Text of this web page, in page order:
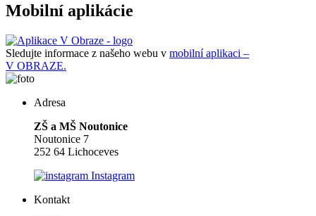
Mobilní aplikácie
Sledujte informace z našeho webu v mobilní aplikaci –
V OBRAZE.
Adresa
ZŠ a MŠ Noutonice
Noutonice 7
252 64 Lichoceves
Instagram
Kontakt